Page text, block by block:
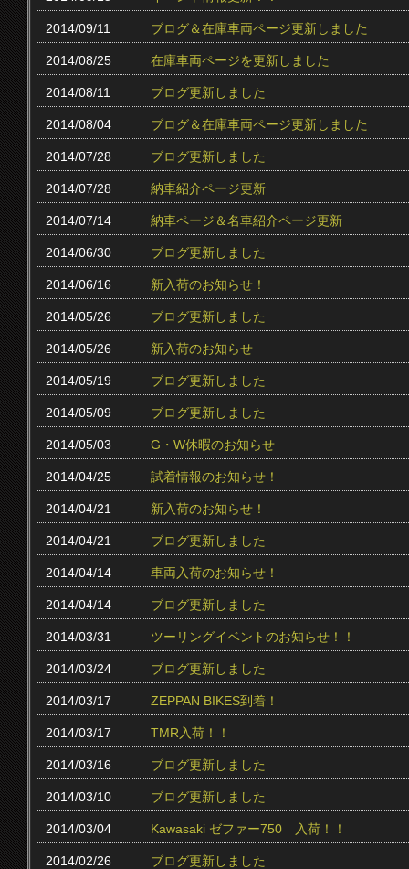
2014/09/11 ブログ＆在庫車両ページ更新しました
2014/08/25 在庫車両ページを更新しました
2014/08/11 ブログ更新しました
2014/08/04 ブログ＆在庫車両ページ更新しました
2014/07/28 ブログ更新しました
2014/07/28 納車紹介ページ更新
2014/07/14 納車ページ＆名車紹介ページ更新
2014/06/30 ブログ更新しました
2014/06/16 新入荷のお知らせ！
2014/05/26 ブログ更新しました
2014/05/26 新入荷のお知らせ
2014/05/19 ブログ更新しました
2014/05/09 ブログ更新しました
2014/05/03 G・W休暇のお知らせ
2014/04/25 試着情報のお知らせ！
2014/04/21 新入荷のお知らせ！
2014/04/21 ブログ更新しました
2014/04/14 車両入荷のお知らせ！
2014/04/14 ブログ更新しました
2014/03/31 ツーリングイベントのお知らせ！！
2014/03/24 ブログ更新しました
2014/03/17 ZEPPAN BIKES到着！
2014/03/17 TMR入荷！！
2014/03/16 ブログ更新しました
2014/03/10 ブログ更新しました
2014/03/04 Kawasaki ゼファー750 入荷！！
2014/02/26 ブログ更新しました